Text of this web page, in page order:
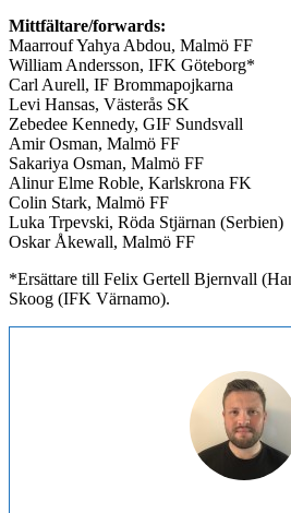
Mittfältare/forwards:
Maarrouf Yahya Abdou, Malmö FF
William Andersson, IFK Göteborg*
Carl Aurell, IF Brommapojkarna
Levi Hansas, Västerås SK
Zebedee Kennedy, GIF Sundsvall
Amir Osman, Malmö FF
Sakariya Osman, Malmö FF
Alinur Elme Roble, Karlskrona FK
Colin Stark, Malmö FF
Luka Trpevski, Röda Stjärnan (Serbien)
Oskar Åkewall, Malmö FF
*Ersättare till Felix Gertell Bjernvall
Skoog (IFK Värnamo).